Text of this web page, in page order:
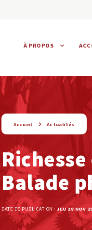
À PROPOS
Accueil Actualités
Balade
DATE DE PUBLICATION : JEU 28 NOV